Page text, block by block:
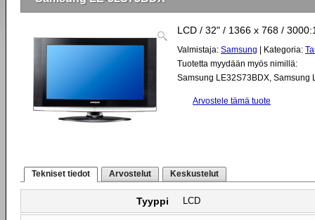
LCD / 32" / 1366 x 768 /
Valmistaja: Samsung | Kategoria:
Tuotetta myydään myös nimillä:
Samsung LE32S73BDX, Samsung
Arvostele tämä tuote
Tekniset tiedot Arvostelut Keskustelut
Tyyppi LCD